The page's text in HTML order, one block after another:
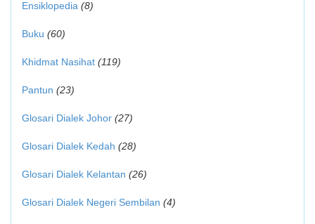
Ensiklopedia (8)
Buku (60)
Khidmat Nasihat (119)
Pantun (23)
Glosari Dialek Johor (27)
Glosari Dialek Kedah (28)
Glosari Dialek Kelantan (26)
Glosari Dialek Negeri Sembilan (4)